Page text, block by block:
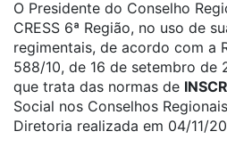
O Presidente do Conselho
CRESS 6ª Região, no uso de
regimentais, de acordo com a
588/10, de 16 de setembro de
que trata das normas de
Social nos Conselhos
Diretoria realizada em 04/11/